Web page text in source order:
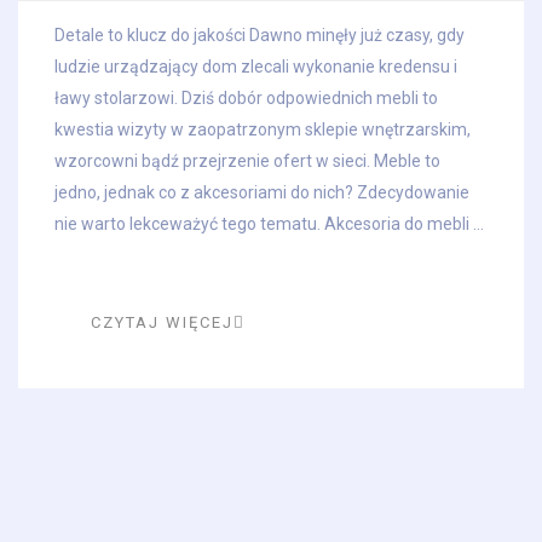
Detale to klucz do jakości Dawno minęły już czasy, gdy
ludzie urządzający dom zlecali wykonanie kredensu i
ławy stolarzowi. Dziś dobór odpowiednich mebli to
kwestia wizyty w zaopatrzonym sklepie wnętrzarskim,
wzorcowni bądź przejrzenie ofert w sieci. Meble to
jedno, jednak co z akcesoriami do nich? Zdecydowanie
nie warto lekceważyć tego tematu. Akcesoria do mebli ...
CZYTAJ WIĘCEJ